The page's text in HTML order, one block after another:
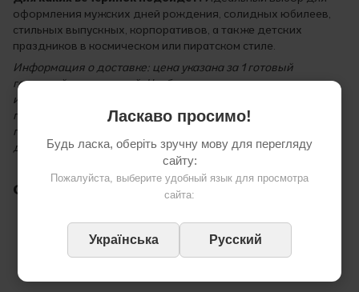
оформления мужских дней рождения, солидных юбилеев,
стильных выпускных, корпоративов, а также детских
праздников в космическом или пиратском стиле.
Информация о доставке: цена указана за 1 готовый
гелиевый шар с лентой. Чтобы шары доехали до вас в
идеальном состоянии, без пыли и повреждений, мы
привозим их в Одессе в специальных транспортировочных
пакетах. Доступна доставка к точному времени прямо к
дверям вашего праздника!
Отзывы
Ласкаво просимо!
Будь ласка, оберіть зручну мову для перегляду
сайту:
Пожалуйста, выберите удобный язык для просмотра
сайта:
Українська Русский